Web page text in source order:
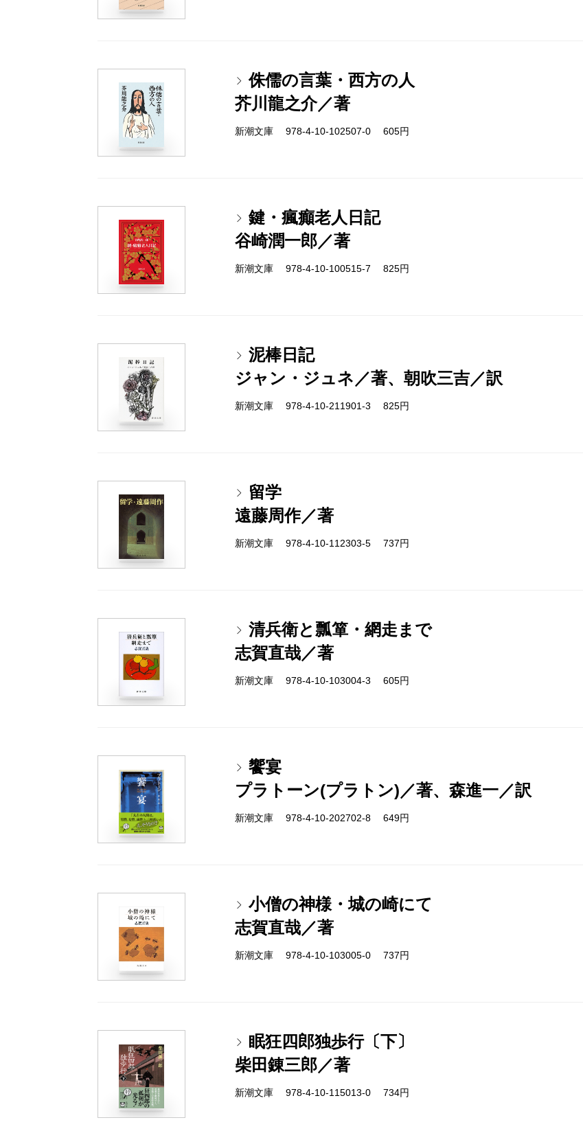
侏儒の言葉・西方の人
芥川龍之介／著
新潮文庫 978-4-10-102507-0 605円
鍵・瘋癲老人日記
谷崎潤一郎／著
新潮文庫 978-4-10-100515-7 825円
泥棒日記
ジャン・ジュネ／著、朝吹三吉／訳
新潮文庫 978-4-10-211901-3 825円
留学
遠藤周作／著
新潮文庫 978-4-10-112303-5 737円
清兵衛と瓢箪・網走まで
志賀直哉／著
新潮文庫 978-4-10-103004-3 605円
饗宴
プラトーン(プラトン)／著、森進一／訳
新潮文庫 978-4-10-202702-8 649円
小僧の神様・城の崎にて
志賀直哉／著
新潮文庫 978-4-10-103005-0 737円
眠狂四郎独歩行〔下〕
柴田錬三郎／著
新潮文庫 978-4-10-115013-0 734円